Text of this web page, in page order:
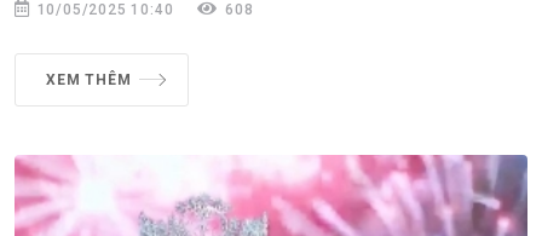
10/05/2025 10:40 608
XEM THÊM